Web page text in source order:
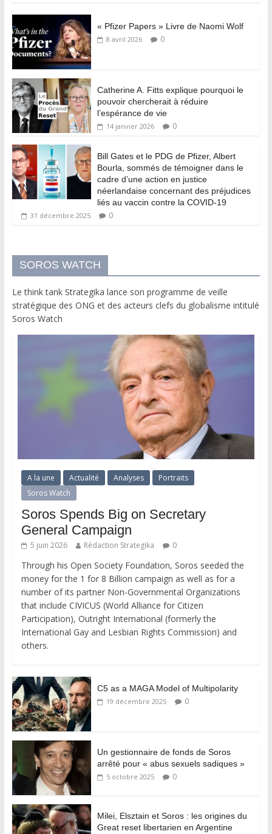
« Pfizer Papers » Livre de Naomi Wolf
8 avril 2026 0
Catherine A. Fitts explique pourquoi le
pouvoir chercherait à réduire
l’espérance de vie
14 janvier 2026 0
Bill Gates et le PDG de Pfizer, Albert
Bourla, sommés de témoigner dans le
cadre d’une action en justice
néerlandaise concernant des préjudices
liés au vaccin contre la COVID-19
31 décembre 2025 0
SOROS WATCH
Le think tank Strategika lance son programme de veille
stratégique des ONG et des acteurs clefs du globalisme intitulé
Soros Watch
A la une Actualité Analyses
Portraits
Soros Watch
Soros Spends Big on Secretary
General Campaign
5 juin 2026 Rédaction Strategika 0
Through his Open Society Foundation, Soros seeded the
money for the 1 for 8 Billion campaign as well as for a
number of its partner Non-Governmental Organizations
that include CIVICUS (World Alliance for Citizen
Participation), Outright International (formerly the
International Gay and Lesbian Rights Commission) and
others.
C5 as a MAGA Model of Multipolarity
19 décembre 2025 0
Un gestionnaire de fonds de Soros
arrêté pour « abus sexuels sadiques »
5 octobre 2025 0
Milei, Elsztain et Soros : les origines du
Great reset libertarien en Argentine